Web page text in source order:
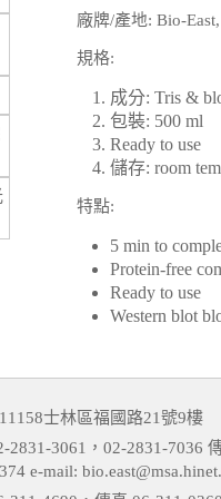
廠牌/產地: Bio-
規格:
成分: Tris &
包裝: 500 ml
Ready to use
儲存: room
特點:
5 min to
Protein-free
Ready to use
Western blot
士林區福國路21號9樓
2831-3061，02-2831-7036
e-mail: